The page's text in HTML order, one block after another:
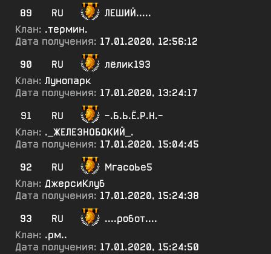
89
RU
ЛЕШИЙ.....
Клан: .термин.
Дата получения: 17.01.2020, 12:56:12
90
RU
лёлик193
Клан: Лунопарк
Дата получения: 17.01.2020, 13:24:17
91
RU
-.Б.Ь.Ё.Р.Н.-
Клан: ._ЖЕЛЕЗНОБОКИЙ_.
Дата получения: 17.01.2020, 15:04:45
92
RU
МгасоЬе5
Клан: ДжерсиКлуб
Дата получения: 17.01.2020, 15:24:38
93
RU
....робот....
Клан: .рм..
Дата получения: 17.01.2020, 15:24:50